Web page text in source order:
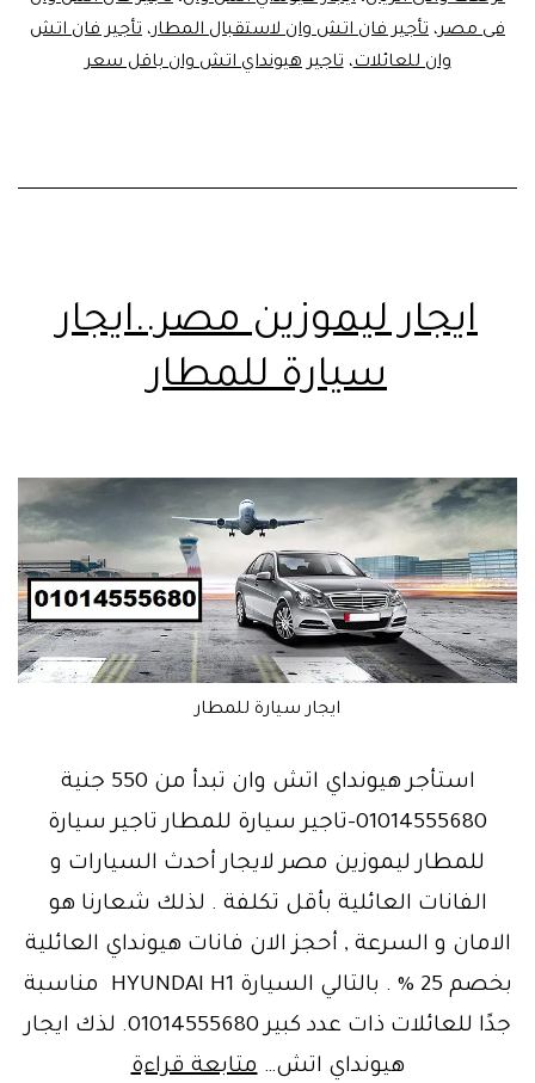
فى مصر، تأجير فان اتش وان لاستقبال المطار، تأجير فان اتش
وان للعائلات،تاجير هيونداي اتش وان باقل سعر
ايجار ليموزين مصر..ايجار
سيارة للمطار
ايجار سيارة للمطار
استأجر هيونداي اتش وان تبدأ من 550 جنية
01014555680-تاجير سيارة للمطار تاجير سيارة
للمطار ليموزين مصر لايجار أحدث السيارات و
الفانات العائلية بأقل تكلفة . لذلك شعارنا هو
الامان و السرعة , أحجز الان فانات هيونداي العائلية
بخصم 25 % . بالتالي السيارة HYUNDAI H1 مناسبة
جدًا للعائلات ذات عدد كبير 01014555680. لذك ايجار
هيونداي اتش…متابعة قراءةايجار